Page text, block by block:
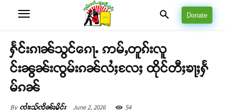
Donate
ႁႅင်းၵၢၼ်သွင်ၵေႃႉ ဢမ်ႇတူၵ်းလူ
င်းၼွၼ်းၸွမ်းၵၼ်လႆႈလႄႈ ထိုင်တီႈၶႃႈႁႅ
မ်ၵၼ်
By ၸၢႆးသႂ်ၸိုၼ်ႈမိူင်း June 2, 2026 54